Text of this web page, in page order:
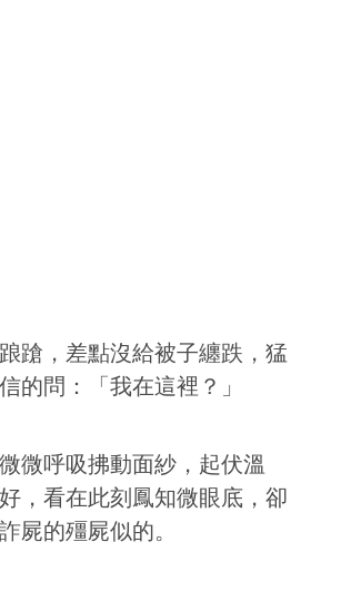
蹌，差點沒給被子纏跌，猛
的問：「我在這裡？」
微呼吸拂動面紗，起伏溫
，看在此刻鳳知微眼底，卻
屍的殭屍似的。